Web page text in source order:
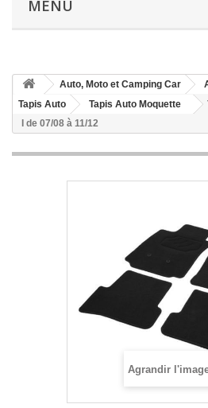
MENU
Auto, Moto et Camping Car
Tapis Auto
Tapis Auto Moquette
I de 07/08 à 11/12
Agrandir